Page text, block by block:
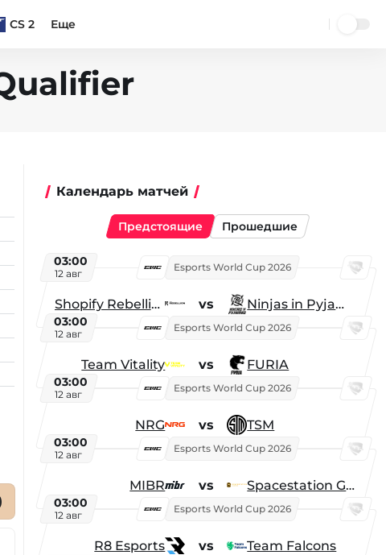
CS 2 Еще
Календарь матчей
Предстоящие Прошедшие
03:00
12 авг
Esports World Cup 2026
Shopify Rebellion vs Ninjas in Pyjamas
03:00
12 авг
Esports World Cup 2026
Team Vitality vs FURIA
03:00
12 авг
Esports World Cup 2026
NRG vs TSM
03:00
12 авг
Esports World Cup 2026
MIBR vs Spacestation Gaming
03:00
12 авг
Esports World Cup 2026
R8 Esports vs Team Falcons